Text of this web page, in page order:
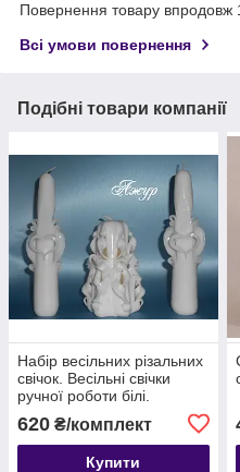
Повернення товару впродовж
Всі умови повернення
Подібні товари компанії
Набір весільних різальних
свічок. Весільні свічки
ручної роботи білі.
620 ₴/комплект
Купити